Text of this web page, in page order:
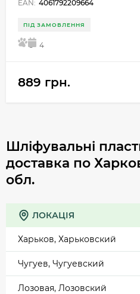
EAN: 4061792209664
ПІД ЗАМОВЛЕННЯ
5 4
889 грн.
Шліфувальні
доставка по
обл.
ЛОКАЦІЯ
Харьков, Харьковский
Чугуев, Чугуевский
Лозовая, Лозовский